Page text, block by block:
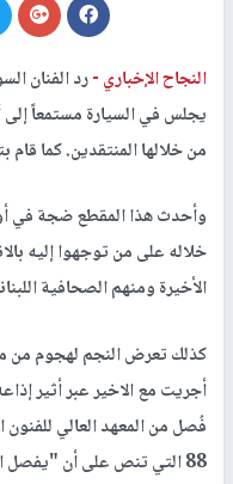
النجاح الإخباري -رد الفنان
يجلس في السيارة مستمعاً
من خلالها المنتقدين. كما
وأحدث هذا المقطع ضجة في
خلاله على من توجهوا إليه
الأخيرة ومنهم الصحافية
كذلك تعرض النجم لهجوم من
أجريت مع الاخير عبر أثير
فُصل من المعهد العالي
88 التي تنص على أن "يفصل